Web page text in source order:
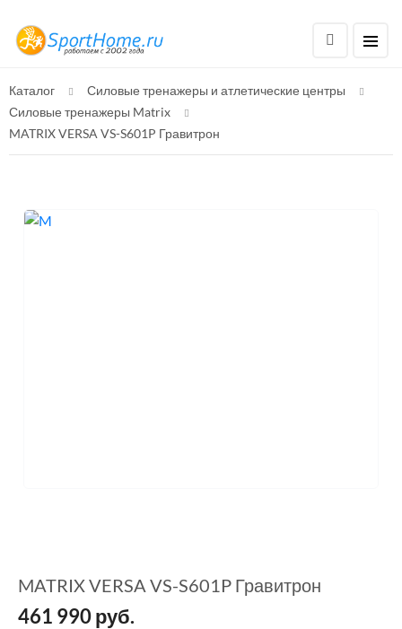
Каталог
Силовые тренажеры и атлетические центры
Силовые тренажеры Matrix
MATRIX VERSA VS-S601P Гравитрон
MATRIX VERSA VS-S601P Гравитрон
461 990руб.